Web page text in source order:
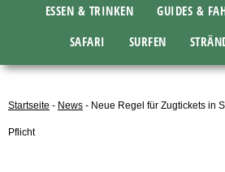
ESSEN & TRINKEN
GUIDES &
SAFARI
SURFEN
Startseite - News - Neue Regel für Zugtickets in
Pflicht